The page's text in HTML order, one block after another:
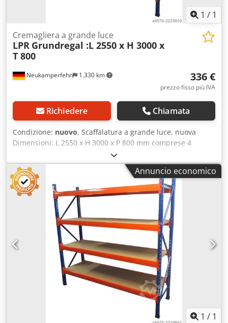
1 / 1
Neukamperfehn 1.330 km
Cremagliera a grande luce
LPR Grundregal :L 2550 x H 3000 x
T 800
336 €
prezzo fisso più IVA
Richiedere Chiamata
Condizione: nuovo, Scaffalatura a grande luce, nuova
Dimensioni: L 2550 x H 3000 x P 800 mm comprese 4
mensole Capacità di carico per mensole: circa 250 kg con
carico distribuito uniformemente #-#-#-#-#-#-#-#-#-#-#-#-
#-#-#-#-#-# Scaffalatura base composta da: 2 montanti per
scaffalatura, 800x3000 mm non assemblati, comprensivi di
traverse orizzontali e diagonali, piedini in materiale
plastico Dsdscfbyzepfx Adzjck 8 traverse da 2450 mm,
comprese le spine di sicurezza 4 mensole da 2430x745
mm, spessore: 22 mm
Annuncio economico
1 / 1